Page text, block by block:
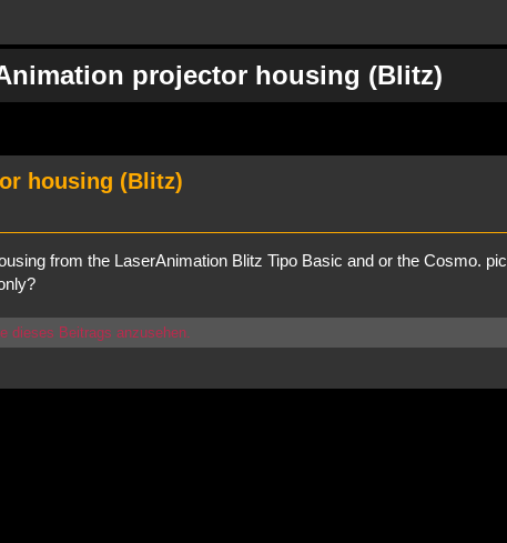
projector housing (Blitz)
housing (Blitz)
from the LaserAnimation Blitz Tipo Basic and or the Cosmo. pic
dieses Beitrags anzusehen.